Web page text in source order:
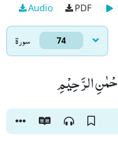
Audio PDF
سورۃ 74
الرَّحِیْمِ